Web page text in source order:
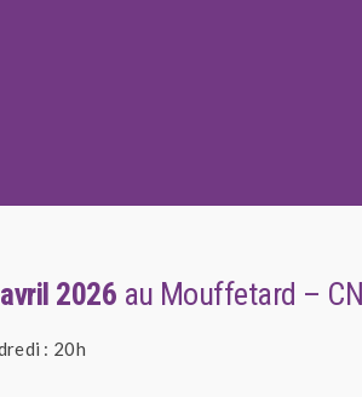
2026 au Mouffetard –
: 20h